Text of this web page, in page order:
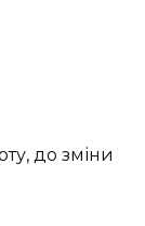
до зміни